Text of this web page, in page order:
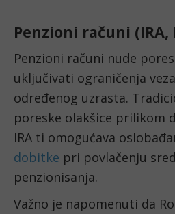
Penzioni računi (IRA,
Penzioni računi nude
uključivati ograničenja
određenog uzrasta.
poreske olakšice prilikom
IRA ti omogućava
dobitke pri povlačenju
penzionisanja.
Važno je napomenuti da